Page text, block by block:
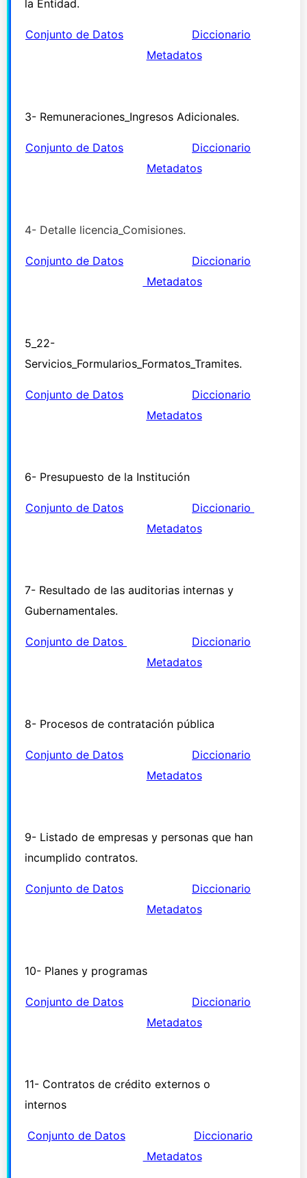
la Entidad.
Conjunto de Datos
Diccionario
Metadatos
3- Remuneraciones_Ingresos Adicionales.
Conjunto de Datos
Diccionario
Metadatos
4- Detalle licencia_Comisiones.
Conjunto de Datos
Diccionario
Metadatos
5_22-
Servicios_Formularios_Formatos_Tramites.
Conjunto de Datos
Diccionario
Metadatos
6- Presupuesto de la Institución
Conjunto de Datos
Diccionario
Metadatos
7- Resultado de las auditorias internas y
Gubernamentales.
Conjunto de Datos
Diccionario
Metadatos
8- Procesos de contratación pública
Conjunto de Datos
Diccionario
Metadatos
9- Listado de empresas y personas que han
incumplido contratos.
Conjunto de Datos
Diccionario
Metadatos
10- Planes y programas
Conjunto de Datos
Diccionario
Metadatos
11- Contratos de crédito externos o
internos
Conjunto de Datos
Diccionario
Metadatos